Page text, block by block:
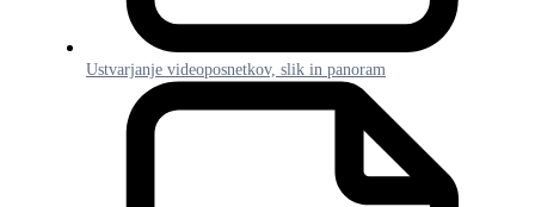
Ustvarjanje videoposnetkov, slik in panoram